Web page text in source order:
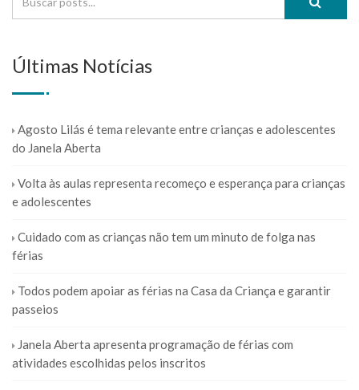
Últimas Notícias
Agosto Lilás é tema relevante entre crianças e adolescentes
do Janela Aberta
Volta às aulas representa recomeço e esperança para crianças
e adolescentes
Cuidado com as crianças não tem um minuto de folga nas
férias
Todos podem apoiar as férias na Casa da Criança e garantir
passeios
Janela Aberta apresenta programação de férias com
atividades escolhidas pelos inscritos